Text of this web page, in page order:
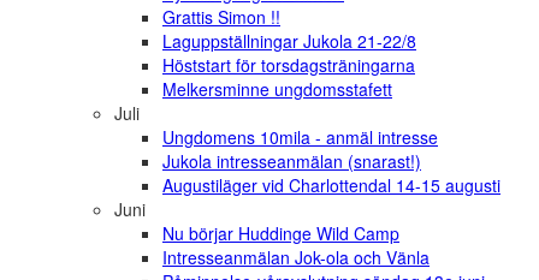
Grattis Simon !!
Laguppställningar Jukola 21-22/8
Höststart för torsdagsträningarna
Melkersminne ungdomsstafett
Juli
Ungdomens 10mila - anmäl intresse
Jukola intresseanmälan (snarast!)
Augustiläger vid Charlottendal 14-15 augusti
Juni
Nu börjar Huddinge Wild Camp
Intresseanmälan Jok-ola och Vänla